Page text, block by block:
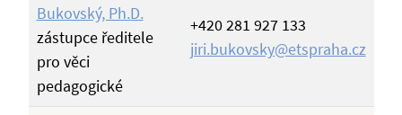
Bukovský, Ph.D.
zástupce ředitele
pro věci
pedagogické
+420 281 927 133
jiri.bukovsky@etspraha.cz